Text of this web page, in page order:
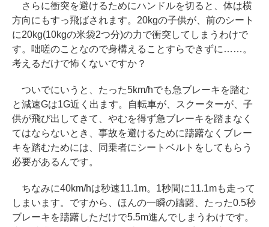
さらに衝突を避けるためにハンドルを切ると、体は横
方向にもすっ飛ばされます。20kgの子供が、前のシート
に20kg(10kgの米袋2つ分)の力で衝突してしまうわけで
す。咄嗟のことなので身構えることすらできずに……。
考えるだけで怖くないですか？
ついでにいうと、たった5km/hでも急ブレーキを踏む
と減速Gは1G近く出ます。自転車が、スクーターが、子
供が飛び出してきて、やむを得ず急ブレーキを踏まなく
てはならないとき、事故を避けるために躊躇なくブレー
キを踏むためには、同乗者にシートベルトをしてもらう
必要があるんです。
ちなみに40km/hは秒速11.1m。1秒間に11.1mも走って
しまいます。ですから、ほんの一瞬の躊躇、たった0.5秒
ブレーキを躊躇しただけで5.5m進んでしまうわけです。